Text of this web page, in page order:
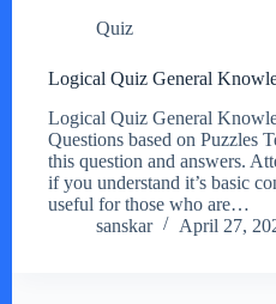
Quiz
Logical Quiz General
Logical Quiz General
Questions based on Puzzles
this question and answers.
if you understand it’s basic
useful for those who are…
sanskar
April 27,